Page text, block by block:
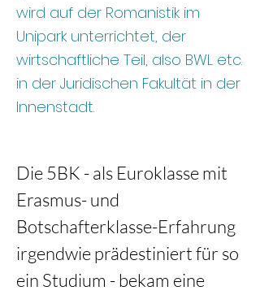
wird auf der Romanistik im
Unipark unterrichtet, der
wirtschaftliche Teil, also BWL etc.
in der Juridischen Fakultät in der
Innenstadt.
Die 5BK - als Euroklasse mit
Erasmus- und
Botschafterklasse-Erfahrung
irgendwie prädestiniert für so
ein Studium - bekam eine